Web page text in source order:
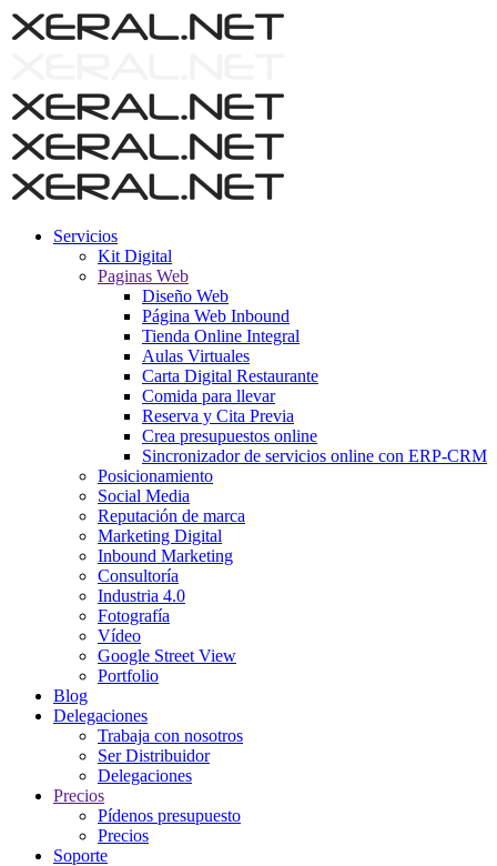
Servicios
Kit Digital
Paginas Web
Diseño Web
Página Web Inbound
Tienda Online Integral
Aulas Virtuales
Carta Digital Restaurante
Comida para llevar
Reserva y Cita Previa
Crea presupuestos online
Sincronizador de servicios online con ERP-CRM
Posicionamiento
Social Media
Reputación de marca
Marketing Digital
Inbound Marketing
Consultoría
Industria 4.0
Fotografía
Vídeo
Google Street View
Portfolio
Blog
Delegaciones
Trabaja con nosotros
Ser Distribuidor
Delegaciones
Precios
Pídenos presupuesto
Precios
Soporte